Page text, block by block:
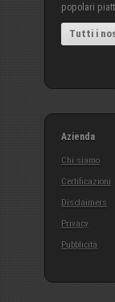
popolari
Tutti i
Azienda
Chi siamo
Certificazioni
Disclaimers
Privacy
Pubblicità